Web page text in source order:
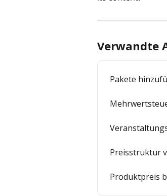
Verwandte
Pakete
Preisstruktur
Produktpreis